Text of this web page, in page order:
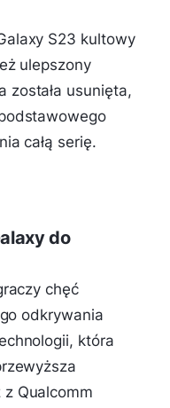
S23 kultowy
ulepszony
została usunięta,
całą serię.
do
chęć
odkrywania
która
Qualcomm